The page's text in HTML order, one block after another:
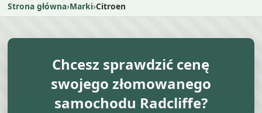
Strona główna Marki Citroen
Chcesz sprawdzić cenę
swojego złomowanego
samochodu Radcliffe?